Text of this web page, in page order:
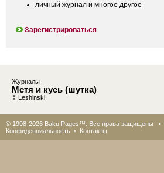
личный журнал и многое другое
Зарегистрироваться
Журналы
Мстя и кусь (шутка)
© Leshinski
© 1998-2026 Baku Pages™. Все права защищены •
Конфиденциальность • Контакты